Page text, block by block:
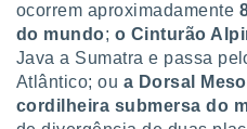
estudos
e
de
ocorrem aproximadamente
do mundo; o Cinturão
Java a Sumatra e passa
Atlântico; ou a Dorsal
cordilheira submersa do